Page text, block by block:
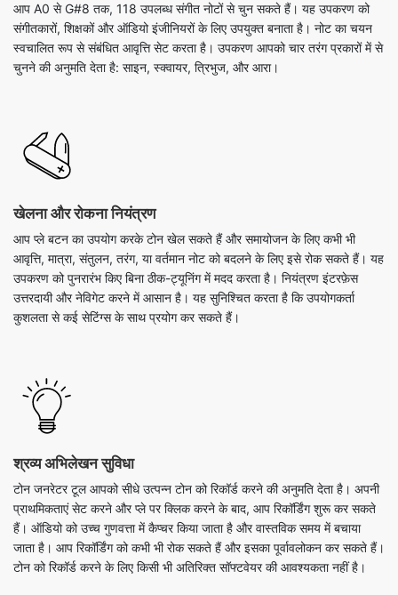
आप A0 से G#8 तक, 118 उपलब्ध संगीत नोटों से चुन सकते हैं। यह उपकरण को
संगीतकारों, शिक्षकों और ऑडियो इंजीनियरों के लिए उपयुक्त बनाता है। नोट का चयन
स्वचालित रूप से संबंधित आवृत्ति सेट करता है। उपकरण आपको चार तरंग प्रकारों में से
चुनने की अनुमति देता है: साइन, स्क्वायर, त्रिभुज, और आरा।
खेलना और रोकना नियंत्रण
आप प्ले बटन का उपयोग करके टोन खेल सकते हैं और समायोजन के लिए कभी भी
आवृत्ति, मात्रा, संतुलन, तरंग, या वर्तमान नोट को बदलने के लिए इसे रोक सकते हैं। यह
उपकरण को पुनरारंभ किए बिना ठीक-ट्यूनिंग में मदद करता है। नियंत्रण इंटरफ़ेस
उत्तरदायी और नेविगेट करने में आसान है। यह सुनिश्चित करता है कि उपयोगकर्ता
कुशलता से कई सेटिंग्स के साथ प्रयोग कर सकते हैं।
श्रव्य अभिलेखन सुविधा
टोन जनरेटर टूल आपको सीधे उत्पन्न टोन को रिकॉर्ड करने की अनुमति देता है। अपनी
प्राथमिकताएं सेट करने और प्ले पर क्लिक करने के बाद, आप रिकॉर्डिंग शुरू कर सकते
हैं। ऑडियो को उच्च गुणवत्ता में कैप्चर किया जाता है और वास्तविक समय में बचाया
जाता है। आप रिकॉर्डिंग को कभी भी रोक सकते हैं और इसका पूर्वावलोकन कर सकते हैं।
टोन को रिकॉर्ड करने के लिए किसी भी अतिरिक्त सॉफ्टवेयर की आवश्यकता नहीं है।